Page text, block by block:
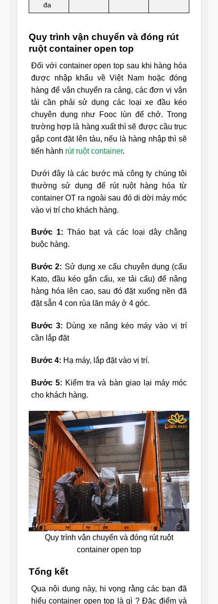
đa
Quy trình vận chuyển và đóng rút
ruột container open top
Đối với container open top sau khi hàng hóa
được nhập khẩu về Việt Nam hoặc đóng
hàng để vận chuyển ra cảng, các đơn vị vận
tải cần phải sử dụng các loại xe đầu kéo
chuyên dụng như Fooc lùn để chở. Trong
trường hợp là hàng xuất thì sẽ được cầu trục
gắp cont đặt lên tàu, nếu là hàng nhập thì sẽ
tiến hành rút ruột container.
Dưới đây là các bước mà công ty chúng tôi
thường sử dụng để rút ruột hàng hóa từ
container OT ra ngoài sau đó di dời máy móc
vào vị trí cho khách hàng.
Bước 1:Tháo bạt và các loại dây chằng
buộc hàng.
Bước 2: Sử dụng xe cẩu chuyên dụng (cẩu
Kato, đầu kéo gắn cẩu, xe tải cẩu) để nâng
hàng hóa lên cao, sau đó đặt xuống nền đã
đặt sẵn 4 con rùa lăn máy ở 4 góc.
Bước 3: Dùng xe nâng kéo máy vào vị trí
cần lắp đặt
Bước 4: Hạ máy, lắp đặt vào vị trí.
Bước 5: Kiểm tra và bàn giao lại máy móc
cho khách hàng.
Quy trình vận chuyển và đóng rút ruột
container open top
Tổng kết
Qua nội dung này, hi vọng rằng các bạn đã
hiểu container open top là gì ? Đặc điểm và